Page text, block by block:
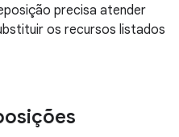
precisa atender
os recursos listados